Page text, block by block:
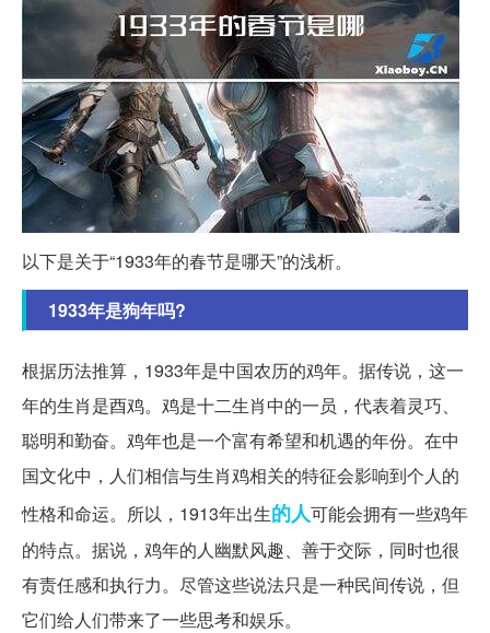
以下是关于“1933年的春节是哪天”的浅析。
1933年是狗年吗?
根据历法推算，1933年是中国农历的鸡年。据传说，这一
年的生肖是酉鸡。鸡是十二生肖中的一员，代表着灵巧、
聪明和勤奋。鸡年也是一个富有希望和机遇的年份。在中
国文化中，人们相信与生肖鸡相关的特征会影响到个人的
性格和命运。所以，1913年出生的人可能会拥有一些鸡年
的特点。据说，鸡年的人幽默风趣、善于交际，同时也很
有责任感和执行力。尽管这些说法只是一种民间传说，但
它们给人们带来了一些思考和娱乐。